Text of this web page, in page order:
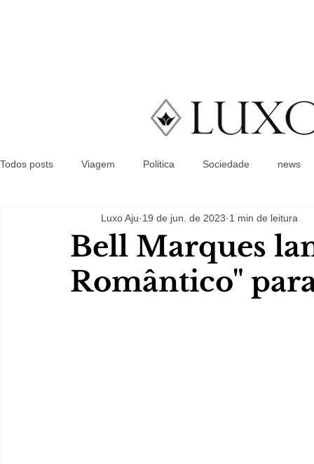
Todos posts Viagem Politica Sociedade news
Bell Marques
Romântico"
Luxo Aju 19 de jun. de 2023 1 min de leitura